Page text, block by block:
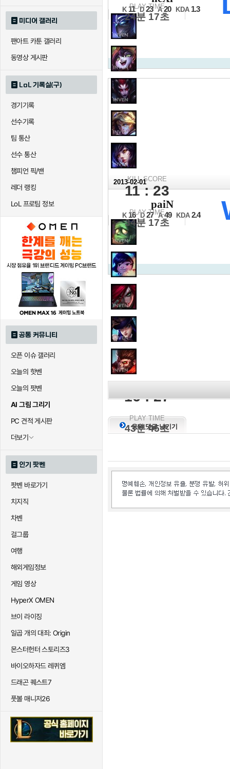
미디어 갤러리
팬아트 카툰 갤러리
동영상 게시판
LoL 기록실(구)
경기기록
선수기록
팀 통산
선수 통산
챔피언 픽/밴
레더 랭킹
LoL 프로팀 정보
공통 커뮤니티
오픈 이슈 갤러리
오늘의 핫벤
오늘의 팟벤
AI 그림 그리기
PC 견적 게시판
더보기
인기 팟벤
팟벤 바로가기
치지직
차벤
걸그룹
여행
해외게임정보
게임 영상
HyperX OMEN
브이 라이징
일곱 개의 대죄: Origin
몬스터헌터 스토리즈3
바이오하자드 레퀴엠
드래곤 퀘스트7
풋볼 매니저26
PLAY TIME
24분 17초
조별리그 A조 3경기
K 11 D 23 A 20 KDA 1.3
KILL SCORE
11 : 23
PLAY TIME
34분 17초
2013-02-01
조별리그 A조 1경기
paiN
K 16 D 27 A 49 KDA 2.4
16 : 27
PLAY TIME
43분 45초
응원 댓글 남기기